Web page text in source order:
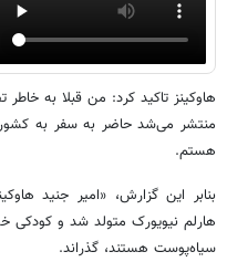
هاوکینز تاکید کرد: من قبلا به
منتشر می‌شد حاضر به سفر به
هستم.
بنابر این گزارش، «امیر جنید
هارلم نیویورک متولد شد و کودکی
سیاه‌پوست هستند، گذراند.